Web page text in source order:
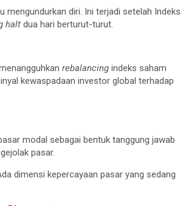
mengundurkan diri. Ini terjadi setelah Indeks
halt dua hari berturut-turut.
rebalancing indeks saham
kewaspadaan investor global terhadap
modal sebagai bentuk tanggung jawab
pasar.
dimensi kepercayaan pasar yang sedang